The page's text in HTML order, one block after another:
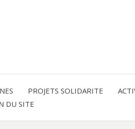
PROJETS SOLIDARITE
DU SITE